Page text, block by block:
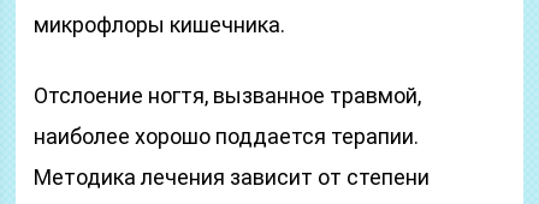
микрофлоры кишечника.
Отслоение ногтя, вызванное травмой,
наиболее хорошо поддается терапии.
Методика лечения зависит от степени